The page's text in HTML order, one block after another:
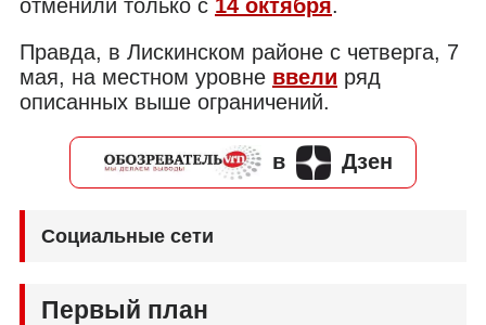
отменили только с 14 октября.
Правда, в Лискинском районе с четверга, 7
мая, на местном уровне ввели ряд
описанных выше ограничений.
в Дзен
Социальные сети
Первый план